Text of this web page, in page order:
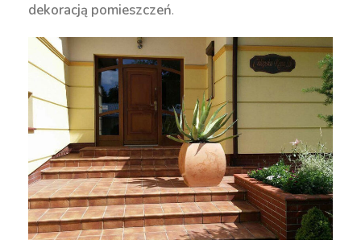
dekoracją pomieszczeń.